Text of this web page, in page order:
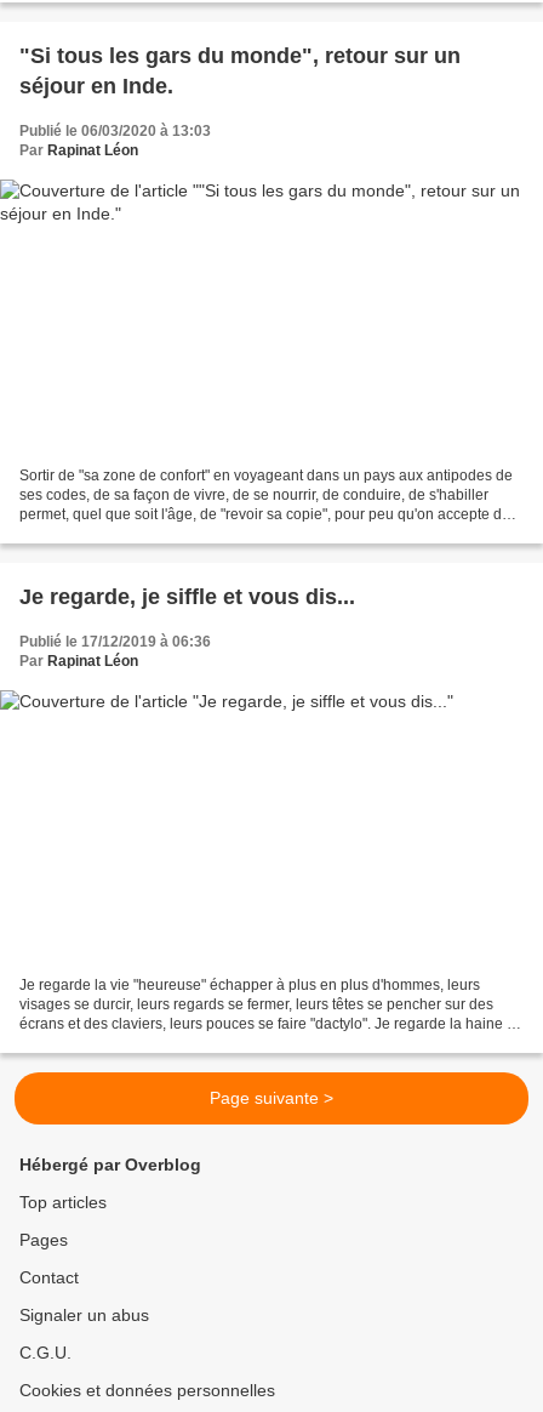
"Si tous les gars du monde", retour sur un
séjour en Inde.
Publié le 06/03/2020 à 13:03
Par Rapinat Léon
Sortir de "sa zone de confort" en voyageant dans un pays aux antipodes de
ses codes, de sa façon de vivre, de se nourrir, de conduire, de s'habiller
permet, quel que soit l'âge, de "revoir sa copie", pour peu qu'on accepte de
Je regarde, je siffle et vous dis...
Publié le 17/12/2019 à 06:36
Par Rapinat Léon
Je regarde la vie "heureuse" échapper à plus en plus d'hommes, leurs
visages se durcir, leurs regards se fermer, leurs têtes se pencher sur des
écrans et des claviers, leurs pouces se faire "dactylo". Je regarde la haine de
Page suivante >
Hébergé par Overblog
Top articles
Pages
Contact
Signaler un abus
C.G.U.
Cookies et données personnelles